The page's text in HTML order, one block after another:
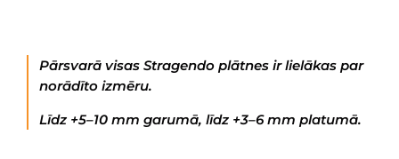
Pārsvarā visas Stragendo plātnes ir lielākas par
norādīto izmēru.
Līdz +5–10 mm garumā, līdz +3–6 mm platumā.